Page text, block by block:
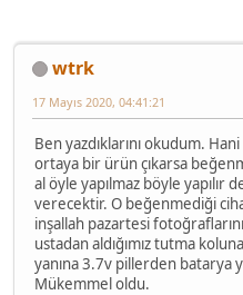
wtrk
17 Mayıs 2020, 04:41:21
Ben yazdıklarını okudum.
ortaya bir ürün çıkarsa
al öyle yapılmaz böyle yapılır
verecektir. O beğenmediği
inşallah pazartesi
ustadan aldığımız tutma
yanına 3.7v pillerden batarya
Mükemmel oldu.